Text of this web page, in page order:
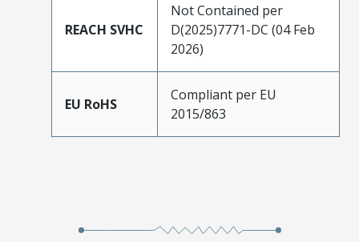
REACH SVHC
Not Contained per
D(2025)7771-DC (04 Feb
2026)
EU RoHS
Compliant per EU
2015/863